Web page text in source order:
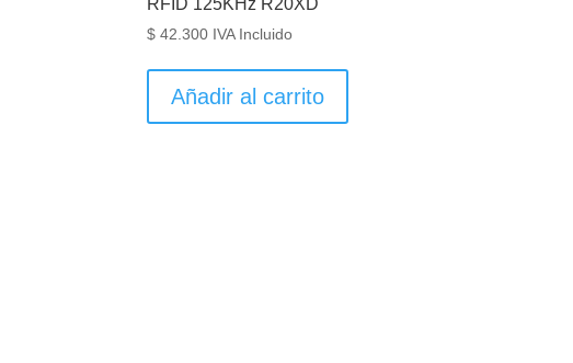
RFID 125KHz R20XD
$ 42.300 IVA Incluido
Añadir al carrito